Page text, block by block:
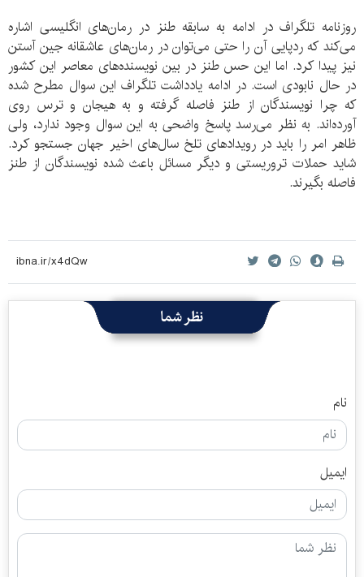
روزنامه تلگراف در ادامه به سابقه طنز در رمان‌های انگلیسی اشاره
می‌کند که ردپایی آن را حتی می‌توان در رمان‌های عاشقانه جین آستن
نیز پیدا کرد. اما این حس طنز در بین نویسنده‌های معاصر این کشور
در حال نابودی است. در ادامه یادداشت تلگراف این سوال مطرح شده
که چرا نویسندگان از طنز فاصله گرفته‌‌ و به هیجان و ترس روی
‌آورده‌اند. به نظر می‌رسد پاسخ واضحی به این سوال وجود ندارد، ولی
ظاهر امر را باید در رویدادهای تلخ سال‌های اخیر جهان جستجو کرد.
شاید حملات تروریستی و دیگر مسائل باعث شده نویسندگان از طنز
فاصله بگیرند.
نظر شما
نام
ایمیل